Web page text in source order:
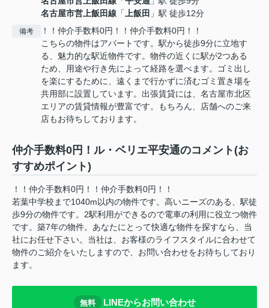
名古屋市営上飯田線 「 上飯田 」駅 徒歩12分
備考
！！仲介手数料0円！！仲介手数料0円！！
こちらの物件はアパートです。駅から徒歩9分に立地す
る、魅力的な駅近物件です。物件の近くに駅が2つある
ため、用途や行き先によって経路を選べます。ゴミ出し
を楽にするために、遠くまで行かずに済むゴミ置き場を
共用部に設置しています。出張賃貸には、名古屋市北区
エリアの賃貸情報が豊富です。もちろん、店舗へのご来
店もお待ちしております。
仲介手数料0円！ル・ベリエ平安通のコメント(お
すすめポイント)
！！仲介手数料0円！！仲介手数料0円！！
若葉中学校まで1040m以内の物件です。高いニーズのある、駅徒
歩9分の物件です。2駅利用ができるので電車の利用に役立つ物件
です。築7年の物件。あなたにとって快適な物件を探すなら、当
社にお任せ下さい。当社は、お客様のライフスタイルに合わせて
物件のご紹介をいたしますので、お問い合わせをお待ちしており
ます。
無料 LINEからお問い合わせ